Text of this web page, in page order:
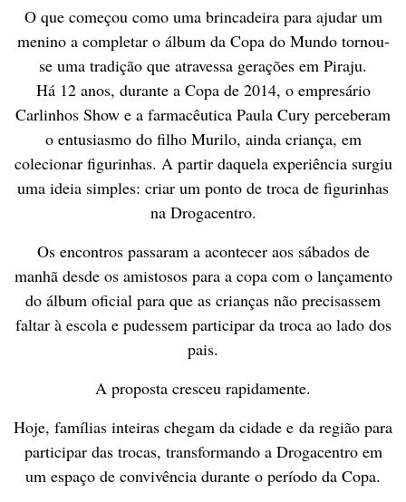
O que começou como uma brincadeira para ajudar um
menino a completar o álbum da Copa do Mundo tornou-
se uma tradição que atravessa gerações em Piraju.
Há 12 anos, durante a Copa de 2014, o empresário
Carlinhos Show e a farmacêutica Paula Cury perceberam
o entusiasmo do filho Murilo, ainda criança, em
colecionar figurinhas. A partir daquela experiência surgiu
uma ideia simples: criar um ponto de troca de figurinhas
na Drogacentro.
Os encontros passaram a acontecer aos sábados de
manhã desde os amistosos para a copa com o lançamento
do álbum oficial para que as crianças não precisassem
faltar à escola e pudessem participar da troca ao lado dos
pais.
A proposta cresceu rapidamente.
Hoje, famílias inteiras chegam da cidade e da região para
participar das trocas, transformando a Drogacentro em
um espaço de convivência durante o período da Copa.